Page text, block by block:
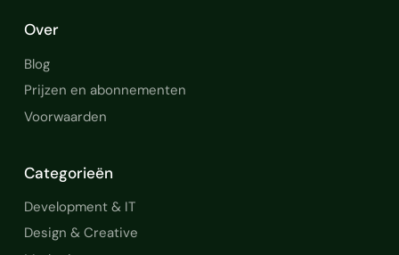
Over
Blog
Prijzen en abonnementen
Voorwaarden
Categorieën
Development & IT
Design & Creative